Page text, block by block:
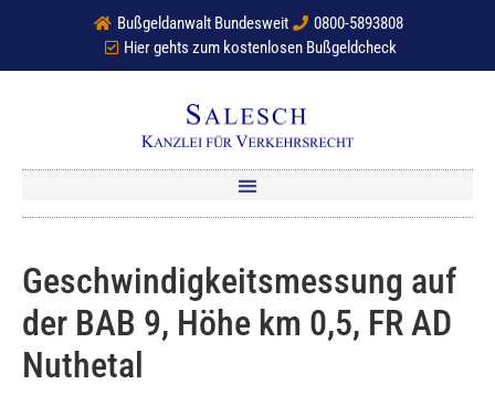
Bußgeldanwalt Bundesweit
0800-5893808
Hier gehts zum kostenlosen Bußgeldcheck
Geschwindigkeitsmessung auf
der BAB 9, Höhe km 0,5, FR AD
Nuthetal